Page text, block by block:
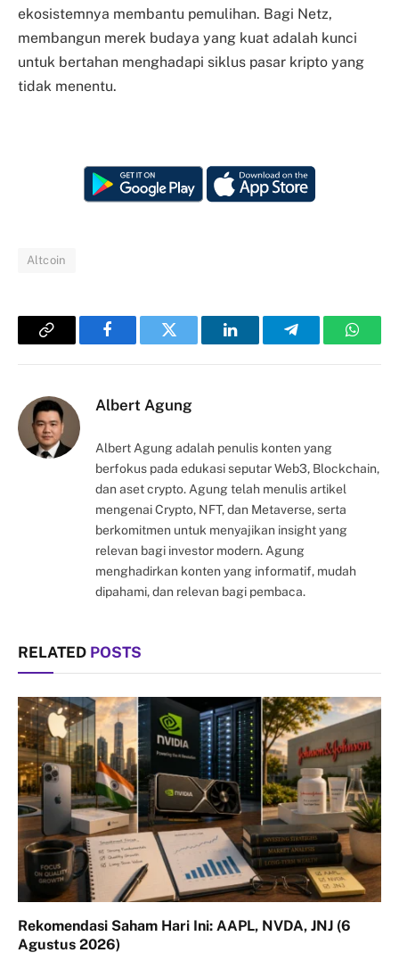
ekosistemnya membantu pemulihan. Bagi Netz,
membangun merek budaya yang kuat adalah kunci
untuk bertahan menghadapi siklus pasar kripto yang
tidak menentu.
Altcoin
Copy
FacebookTwitter LinkedInTelegram
Albert Agung
Albert Agung adalah penulis konten yang
berfokus pada edukasi seputar Web3, Blockchain,
dan aset crypto. Agung telah menulis artikel
mengenai Crypto, NFT, dan Metaverse, serta
berkomitmen untuk menyajikan insight yang
relevan bagi investor modern. Agung
menghadirkan konten yang informatif, mudah
dipahami, dan relevan bagi pembaca.
RELATED POSTS
Rekomendasi Saham Hari Ini: AAPL, NVDA, JNJ (6
Agustus 2026)